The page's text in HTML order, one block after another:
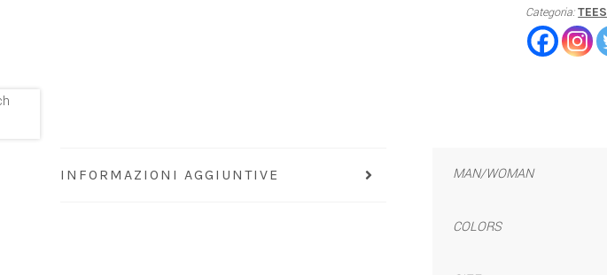
Categoria:TEES
INFORMAZIONI AGGIUNTIVE MAN/WOMAN
COLORS